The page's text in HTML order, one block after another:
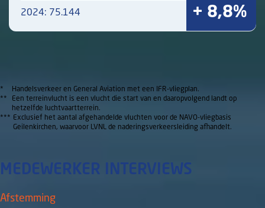
2024: 75.144 + 8,8%
*
Handelsverkeer en General Aviation met een IFR-vliegplan.
**
Een terreinvlucht is een vlucht die start van en daaropvolgend landt op
hetzelfde luchtvaartterrein.
*** Exclusief het aantal afgehandelde vluchten voor de NAVO-vliegbasis
Geilenkirchen, waarvoor LVNL de naderingsverkeersleiding afhandelt.
MEDEWERKER INTERVIEWS
Afstemming